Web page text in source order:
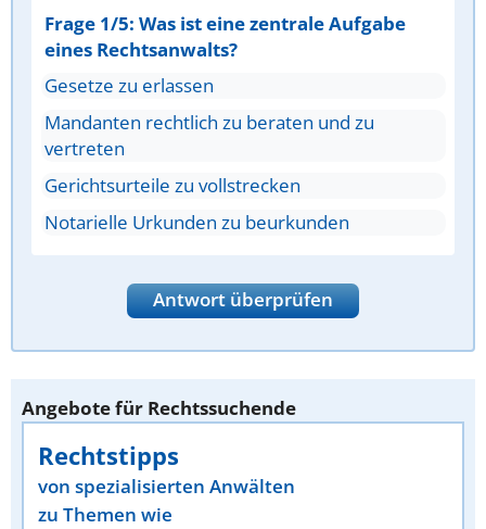
Frage 1/5: Was ist eine zentrale Aufgabe
eines Rechtsanwalts?
Gesetze zu erlassen
Mandanten rechtlich zu beraten und zu
vertreten
Gerichtsurteile zu vollstrecken
Notarielle Urkunden zu beurkunden
Antwort überprüfen
Angebote für Rechtssuchende
Rechtstipps
von spezialisierten Anwälten
zu Themen wie